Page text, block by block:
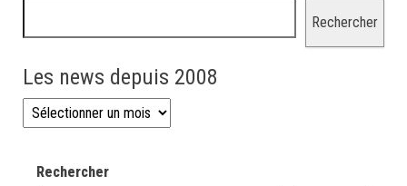
Rechercher
Les news depuis 2008
Les news depuis 2008
Rechercher